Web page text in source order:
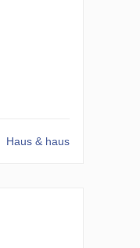
Haus & haus